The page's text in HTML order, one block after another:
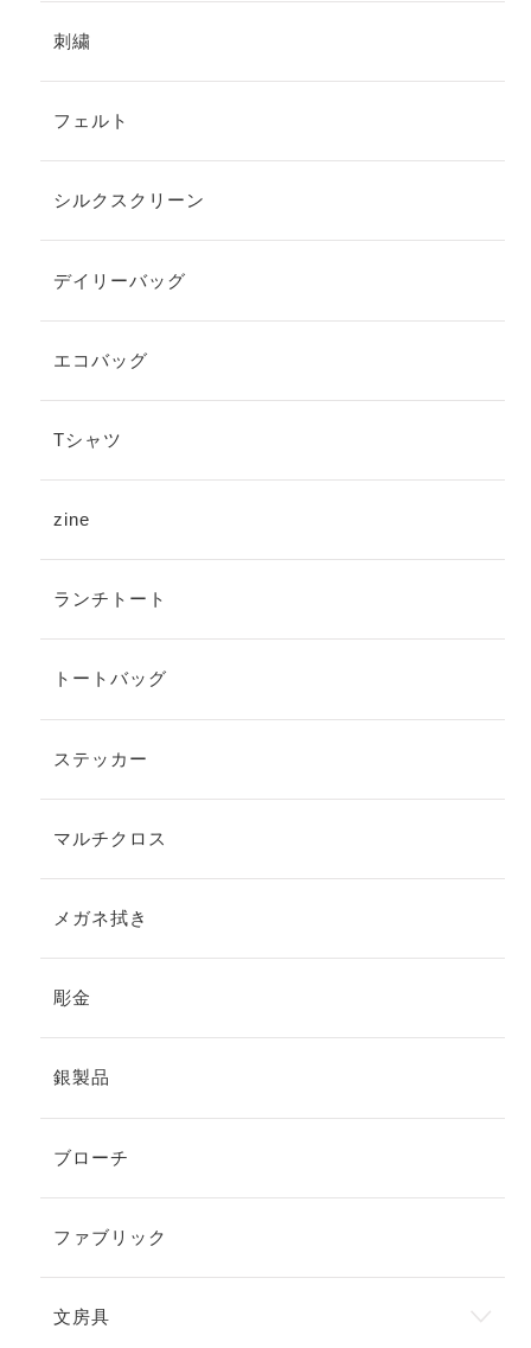
刺繍
フェルト
シルクスクリーン
デイリーバッグ
エコバッグ
Tシャツ
zine
ランチトート
トートバッグ
ステッカー
マルチクロス
メガネ拭き
彫金
銀製品
ブローチ
ファブリック
文房具